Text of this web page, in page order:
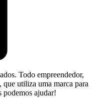
Todo empreendedor,
que utiliza uma marca para
podemos ajudar!